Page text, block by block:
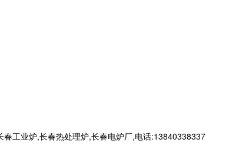
工业炉,长春热处理炉,长春电炉厂,电话:13840338337